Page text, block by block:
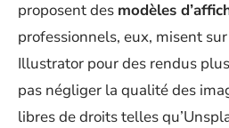
proposent des modèles
professionnels, eux, misent
Illustrator pour des rendus
pas négliger la qualité des
libres de droits telles